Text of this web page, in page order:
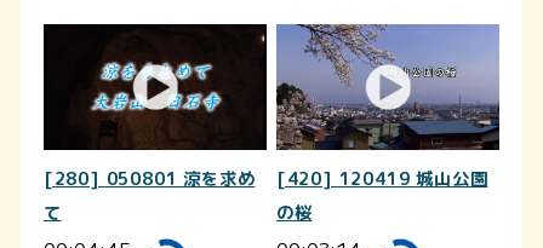
[280] 050801 涼を求め
て
[420] 120419 城山公園
の桜